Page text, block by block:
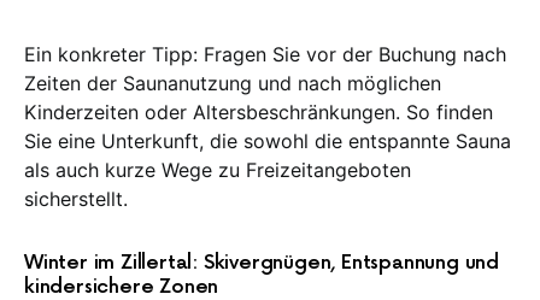
Ein konkreter Tipp: Fragen Sie vor der Buchung nach
Zeiten der Saunanutzung und nach möglichen
Kinderzeiten oder Altersbeschränkungen. So finden
Sie eine Unterkunft, die sowohl die entspannte Sauna
als auch kurze Wege zu Freizeitangeboten
sicherstellt.
Winter im Zillertal: Skivergnügen, Entspannung und
kindersichere Zonen